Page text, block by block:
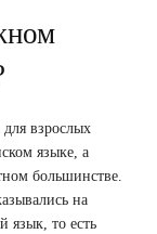
для взрослых
языке, а
большинстве.
на
язык, то есть